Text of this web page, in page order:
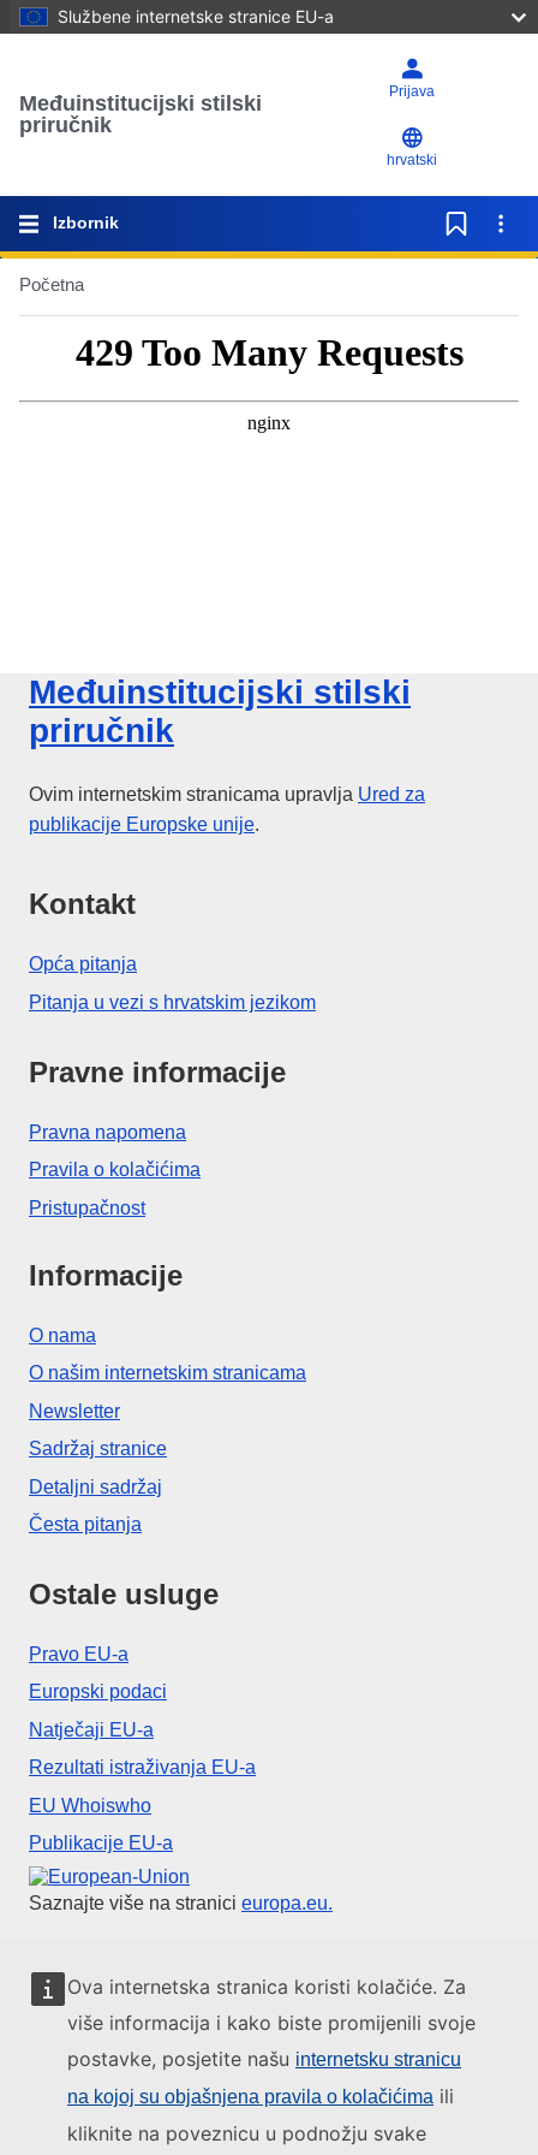
Službene internetske stranice EU-a
Ova internetska stranica koristi kolačiće. Za
više informacija i kako biste promijenili svoje
postavke, posjetite našu internetsku stranicu
na kojoj su objašnjena pravila o kolačićima ili
kliknite na poveznicu u podnožju svake
Međuinstitucijski stilski
priručnik
Prijava
hrvatski
Izbornik
Početna
Međuinstitucijski stilski
priručnik
Ovim internetskim stranicama upravlja Ured za
publikacije Europske unije.
Kontakt
Opća pitanja
Pitanja u vezi s hrvatskim jezikom
Pravne informacije
Pravna napomena
Pravila o kolačićima
Pristupačnost
Informacije
O nama
O našim internetskim stranicama
Newsletter
Sadržaj stranice
Detaljni sadržaj
Česta pitanja
Ostale usluge
Pravo EU-a
Europski podaci
Natječaji EU-a
Rezultati istraživanja EU-a
EU Whoiswho
Publikacije EU-a
Europska unija
Saznajte više na stranici europa.eu.
Obratite se EU-u